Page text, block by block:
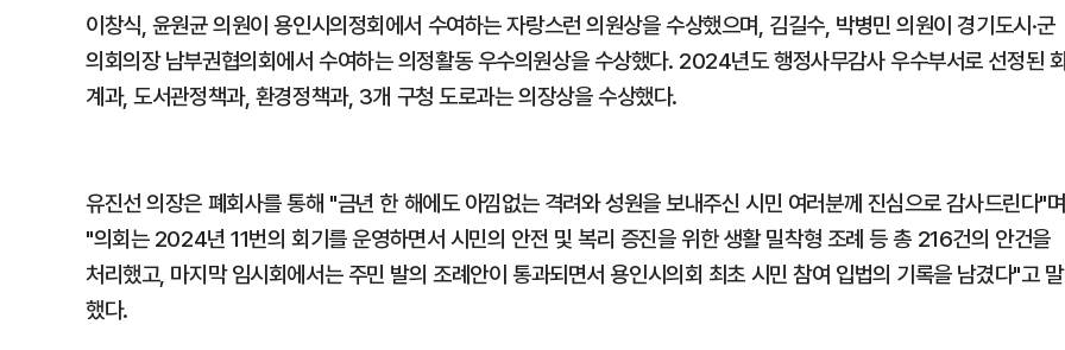
이창식, 윤원균 의원이 용인시의정회에서 수여하는 자랑스런 의원상을 수상했으며, 김길수, 박병민 의원이 경기도시·군
의회의장 남부권협의회에서 수여하는 의정활동 우수의원상을 수상했다. 2024년도 행정사무감사 우수부서로 선정된
계과, 도서관정책과, 환경정책과, 3개 구청 도로과는 의장상을 수상했다.
유진선 의장은 폐회사를 통해 "금년 한 해에도 아낌없는 격려와 성원을 보내주신 시민 여러분께 진심으로 감사드린다"며
"의회는 2024년 11번의 회기를 운영하면서 시민의 안전 및 복리 증진을 위한 생활 밀착형 조례 등 총 216건의 안건을
처리했고, 마지막 임시회에서는 주민 발의 조례안이 통과되면서 용인시의회 최초 시민 참여 입법의 기록을 남겼다"고 말
했다.